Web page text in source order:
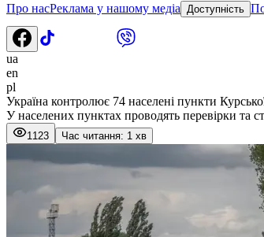
Про насРеклама у нашому медіа Доступність
ua
en
pl
Україна контролює 74 населені пункти
У населених пунктах проводять перевірки та
1123 Час читання: 1 хв